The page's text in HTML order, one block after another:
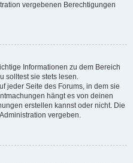
vergebenen Berechtigungen
Informationen zu dem Bereich
solltest sie stets lesen.
jeder Seite des Forums, in dem sie
hängt es von deinen
erstellen kannst oder nicht. Die
vergeben.